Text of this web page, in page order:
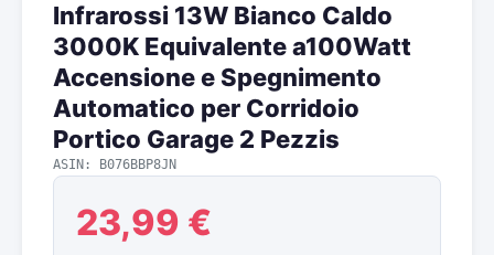
Infrarossi 13W Bianco Caldo
3000K Equivalente a100Watt
Accensione e Spegnimento
Automatico per Corridoio
Portico Garage 2 Pezzis
ASIN: B076BBP8JN
23,99 €